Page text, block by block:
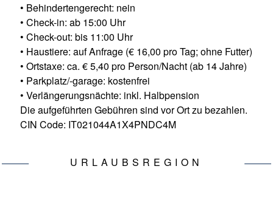
• Behindertengerecht: nein
• Check-in: ab 15:00 Uhr
• Check-out: bis 11:00 Uhr
• Haustiere: auf Anfrage (€ 16,00 pro Tag; ohne Futter)
• Ortstaxe: ca. € 5,40 pro Person/Nacht (ab 14 Jahre)
• Parkplatz/-garage: kostenfrei
• Verlängerungsnächte: inkl. Halbpension
Die aufgeführten Gebühren sind vor Ort zu bezahlen.
CIN Code: IT021044A1X4PNDC4M
URLAUBSREGION